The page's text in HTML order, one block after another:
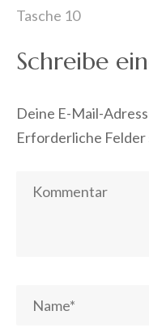
Tasche 10
Schreibe
Deine E-Mail-
Erforderliche Felder